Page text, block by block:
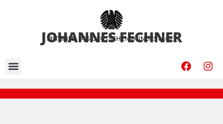
JOHANNES FECHNER
MITGLIED DES DEUTSCHEN BUNDESTAGES